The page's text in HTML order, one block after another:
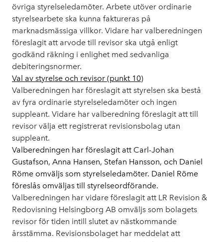
övriga styrelseledamöter. Arbete utöver ordinarie
styrelsearbete ska kunna faktureras på
marknadsmässiga villkor. Vidare har valberedningen
föreslagit att arvode till revisor ska utgå enligt
godkänd räkning i enlighet med sedvanliga
debiteringsnormer.
Val av styrelse och revisor (punkt 10)
Valberedningen har föreslagit att styrelsen ska bestå
av fyra ordinarie styrelseledamöter och ingen
suppleant. Vidare har valberedning föreslagit att till
revisor välja ett registrerat revisionsbolag utan
suppleant.
Valberedningen har föreslagit att Carl-Johan
Gustafson, Anna Hansen, Stefan Hansson, och Daniel
Röme omväljs som styrelseledamöter. Daniel Röme
föreslås omväljas till styrelseordförande.
Valberedningen har vidare föreslagit att LR Revision &
Redovisning Helsingborg AB omväljs som bolagets
revisor för tiden intill slutet av nästkommande
årsstämma. Revisionsbolaget har meddelat att